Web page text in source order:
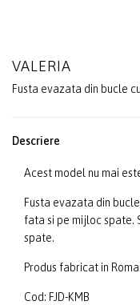
VALERIA
Fusta evazata din bucle
Descriere
Acest model nu mai
Fusta evazata din
fata si pe mijloc spate.
spate.
Produs fabricat in
Cod: FJD-KMB